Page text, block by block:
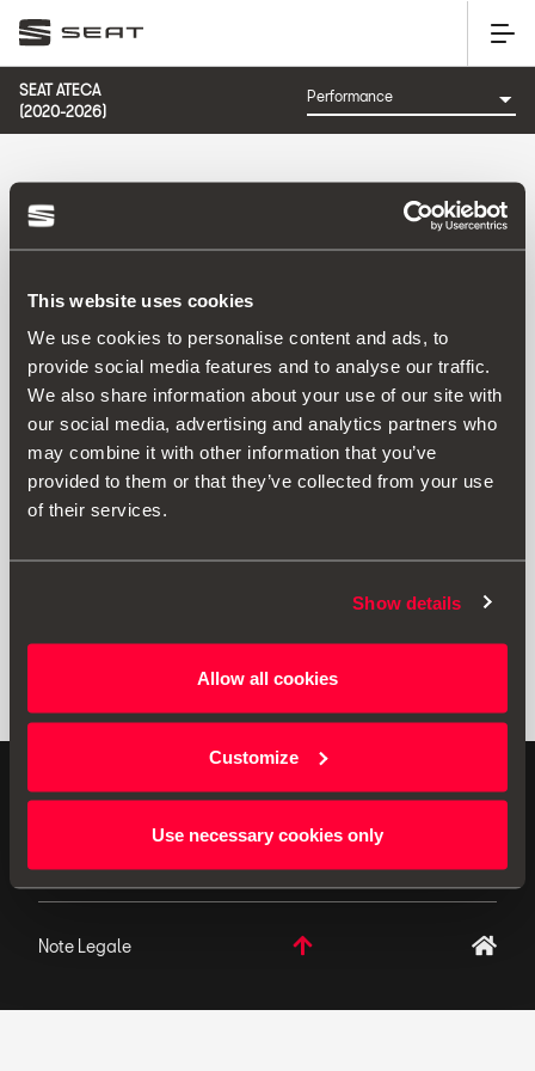
This website uses cookies
We use cookies to personalise content and ads, to
provide social media features and to analyse our traffic.
We also share information about your use of our site with
our social media, advertising and analytics partners who
may combine it with other information that you’ve
provided to them or that they’ve collected from your use
of their services.
Show details
Allow all cookies
Customize
Use necessary cookies only
SEAT ATECA
(2020-2026)
Comandă pentru:
Data lansării| A-Z|Z-A|Preț crescător|Preț
descrescător
No Results
CATEGORIA: PERFORMANCE
ACCESORII ORIGINALE SEAT aplică o politică de
dezvoltare continuă pentru produsele sale și își
Note Legale